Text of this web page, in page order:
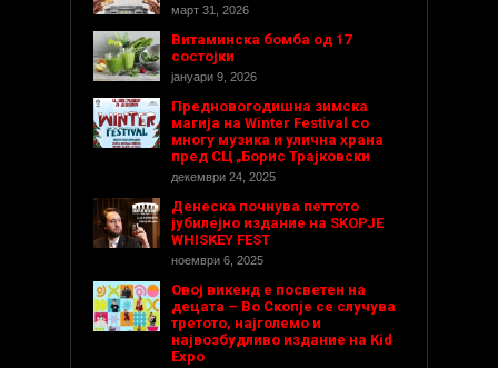
март 31, 2026
Витаминска бомба од 17
состојки
јануари 9, 2026
Предновогодишнa зимска
магија на Winter Festival со
многу музика и улична храна
пред СЦ „Борис Трајковски
декември 24, 2025
Денеска почнува петтото
јубилејно издание на SKOPJE
WHISKEY FEST
ноември 6, 2025
Овој викенд е посветен на
децата – Во Скопје се случува
третото, најголемо и
највозбудливо издание на Kid
Expo